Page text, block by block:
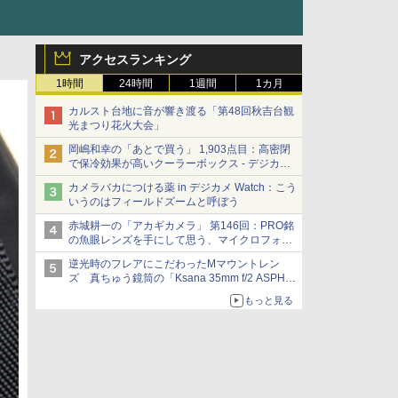
アクセスランキング
1時間 24時間 1週間 1カ月
カルスト台地に音が響き渡る「第48回秋吉台観
光まつり花火大会」
岡嶋和幸の「あとで買う」 1,903点目：高密閉
で保冷効果が高いクーラーボックス - デジカメ
Watch
カメラバカにつける薬 in デジカメ Watch：こう
いうのはフィールドズームと呼ぼう
赤城耕一の「アカギカメラ」 第146回：PRO銘
の魚眼レンズを手にして思う、マイクロフォー
サーズへの期待と可能性
逆光時のフレアにこだわったMマウントレン
ズ 真ちゅう鏡筒の「Ksana 35mm f/2 ASPH.
もっと見る